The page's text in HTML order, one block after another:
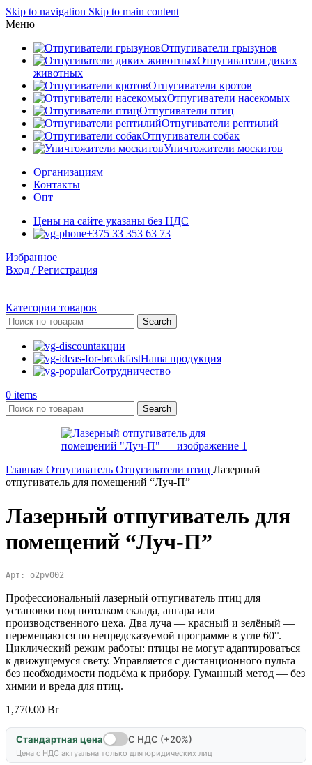
Skip to navigation Skip to main content
Меню
Отпугиватели грызунов
Отпугиватели диких
животных
Отпугиватели кротов
Отпугиватели насекомых
Отпугиватели птиц
Отпугиватели рептилий
Отпугиватели собак
Уничтожители москитов
Организациям
Контакты
Опт
Цены на сайте указаны без НДС
+375 33 353 63 73
Избранное
Вход / Регистрация
Категории товаров
Search
акции
Наша продукция
Сотрудничество
0 items
Search
Главная Отпугиватель Отпугиватели птиц Лазерный
отпугиватель для помещений “Луч-П”
Лазерный отпугиватель для
помещений “Луч-П”
Арт: o2pv002
Профессиональный лазерный отпугиватель птиц для
установки под потолком склада, ангара или
производственного цеха. Два луча — красный и зелёный —
перемещаются по непредсказуемой программе в угле 60°.
Циклический режим работы: птицы не могут адаптироваться
к движущемуся свету. Управляется с дистанционного пульта
без необходимости подъёма к прибору. Гуманный метод — без
химии и вреда для птиц.
1,770.00 Br
Стандартная цена С НДС (+20%)
Цена с НДС актуальна только для юридических лиц